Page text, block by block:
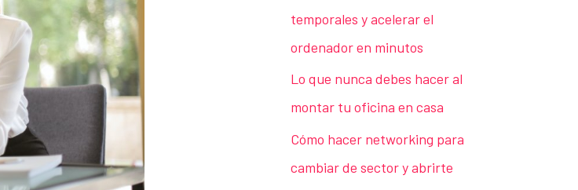
temporales y acelerar el
ordenador en minutos
Lo que nunca debes hacer al
montar tu oficina en casa
Cómo hacer networking para
cambiar de sector y abrirte